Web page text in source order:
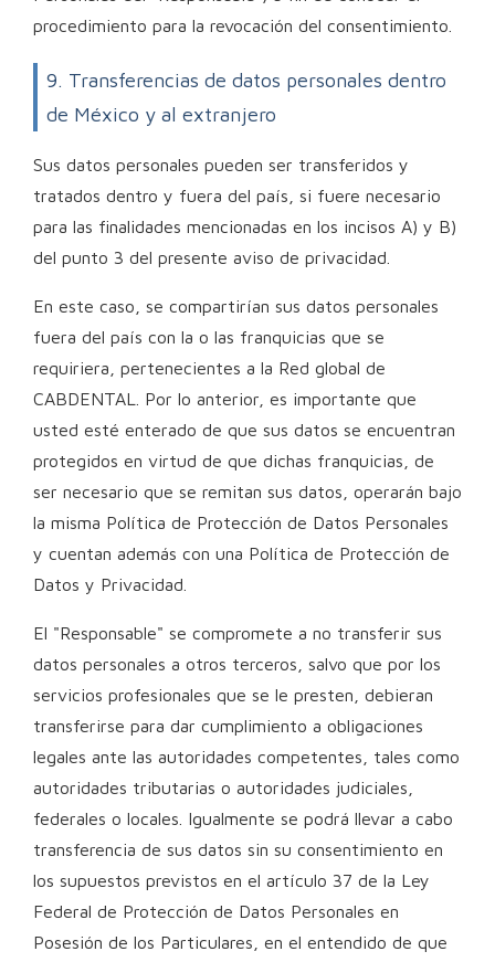
procedimiento para la revocación del consentimiento.
9. Transferencias de datos personales dentro
de México y al extranjero
Sus datos personales pueden ser transferidos y
tratados dentro y fuera del país, si fuere necesario
para las finalidades mencionadas en los incisos A) y B)
del punto 3 del presente aviso de privacidad.
En este caso, se compartirían sus datos personales
fuera del país con la o las franquicias que se
requiriera, pertenecientes a la Red global de
CABDENTAL. Por lo anterior, es importante que
usted esté enterado de que sus datos se encuentran
protegidos en virtud de que dichas franquicias, de
ser necesario que se remitan sus datos, operarán bajo
la misma Política de Protección de Datos Personales
y cuentan además con una Política de Protección de
Datos y Privacidad.
El "Responsable" se compromete a no transferir sus
datos personales a otros terceros, salvo que por los
servicios profesionales que se le presten, debieran
transferirse para dar cumplimiento a obligaciones
legales ante las autoridades competentes, tales como
autoridades tributarias o autoridades judiciales,
federales o locales. Igualmente se podrá llevar a cabo
transferencia de sus datos sin su consentimiento en
los supuestos previstos en el artículo 37 de la Ley
Federal de Protección de Datos Personales en
Posesión de los Particulares, en el entendido de que